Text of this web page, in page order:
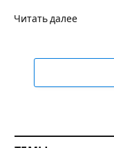
Читать далее